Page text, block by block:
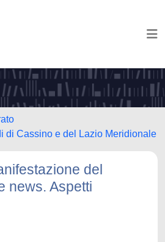
di Cassino e del Lazio Meridionale
del
news. Aspetti